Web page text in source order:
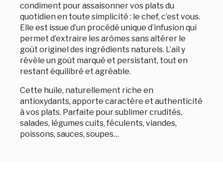
condiment pour assaisonner vos plats du
quotidien en toute simplicité : le chef, c’est vous.
Elle est issue d’un procédé unique d’infusion qui
permet d’extraire les arômes sans altérer le
goût originel des ingrédients naturels. L’ail y
révèle un goût marqué et persistant, tout en
restant équilibré et agréable.
Cette huile, naturellement riche en
antioxydants, apporte caractère et authenticité
à vos plats. Parfaite pour sublimer crudités,
salades, légumes cuits, féculents, viandes,
poissons, sauces, soupes…